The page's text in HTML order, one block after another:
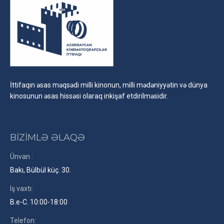
İttifaqın əsas məqsədi milli kinonun, milli mədəniyyətin və dünya
kinosunun əsas hissəsi olaraq inkişaf etdirilməsidir.
BİZİMLƏ ƏLAQƏ
Ünvan :
Bakı, Bülbül küç. 30.
Iş vaxtı:
B.e-C. 10:00-18:00
Telefon: